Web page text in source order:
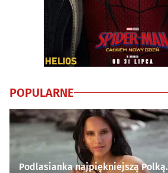
POPULARNE
Podlasianka najpiękniejszą Polką.